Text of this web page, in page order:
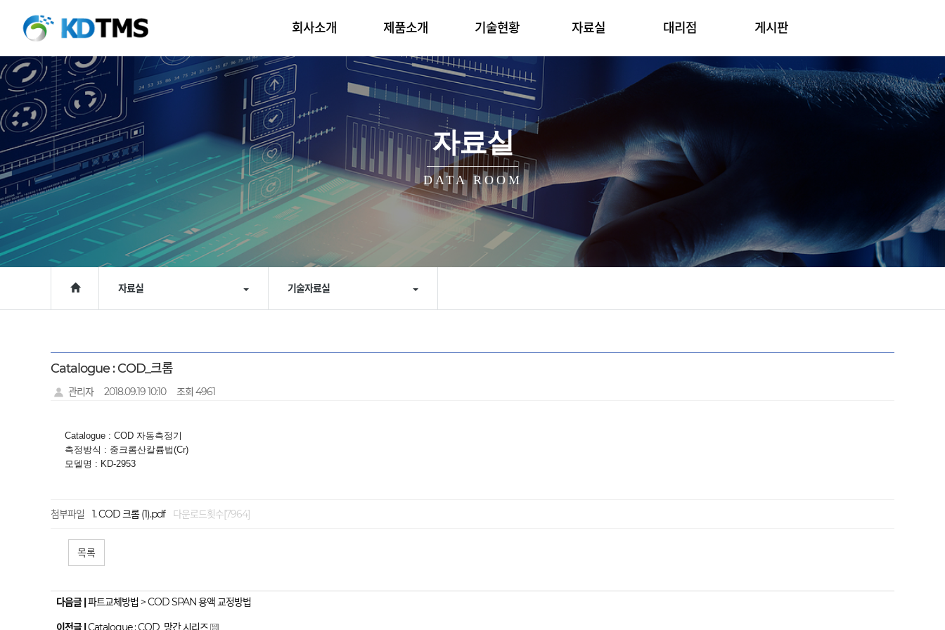
회사소개 제품소개 기술현황 자료실 대리점 게시판
자료실
DATA ROOM
자료실 기술자료실
Catalogue : COD_크롬
관리자 2018.09.19 10:10 조회 4961
Catalogue : COD 자동측정기
측정방식 : 중크롬산칼륨법(Cr)
모델명 : KD-2953
첨부파일 COD 크롬 (1).pdf 다운로드횟수[7964]
목록
다음글 |파트교체방법 > COD SPAN 용액 교정방법
이전글 |Catalogue : COD_망간 시리즈